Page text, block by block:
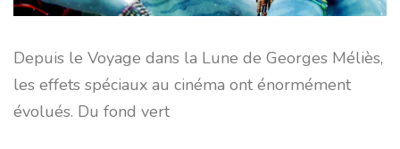
Depuis le Voyage dans la Lune de Georges Méliès,
les effets spéciaux au cinéma ont énormément
évolués. Du fond vert